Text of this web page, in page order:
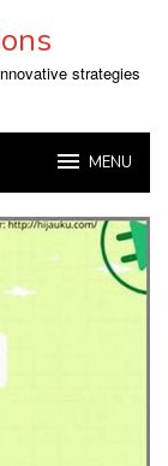
strategies
MENU